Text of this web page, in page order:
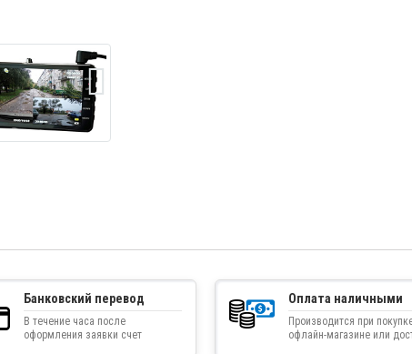
Банковский перевод
В течение часа после
оформления заявки счет
Оплата наличными
Производится при
офлайн-магазине или